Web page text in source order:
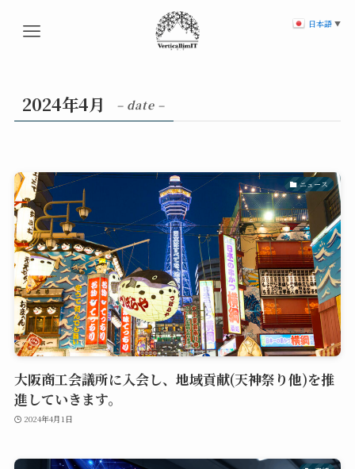
2024年4月 – date –
ニュース
大阪商工会議所に入会し、地域貢献(天神祭り他)を推
進していきます。
2024年4月1日
日本語 ▼